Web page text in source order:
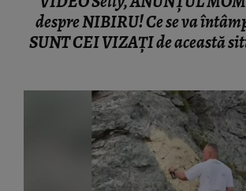
despre NIBIRU! Ce se va
SUNT CEI VIZAȚI de această